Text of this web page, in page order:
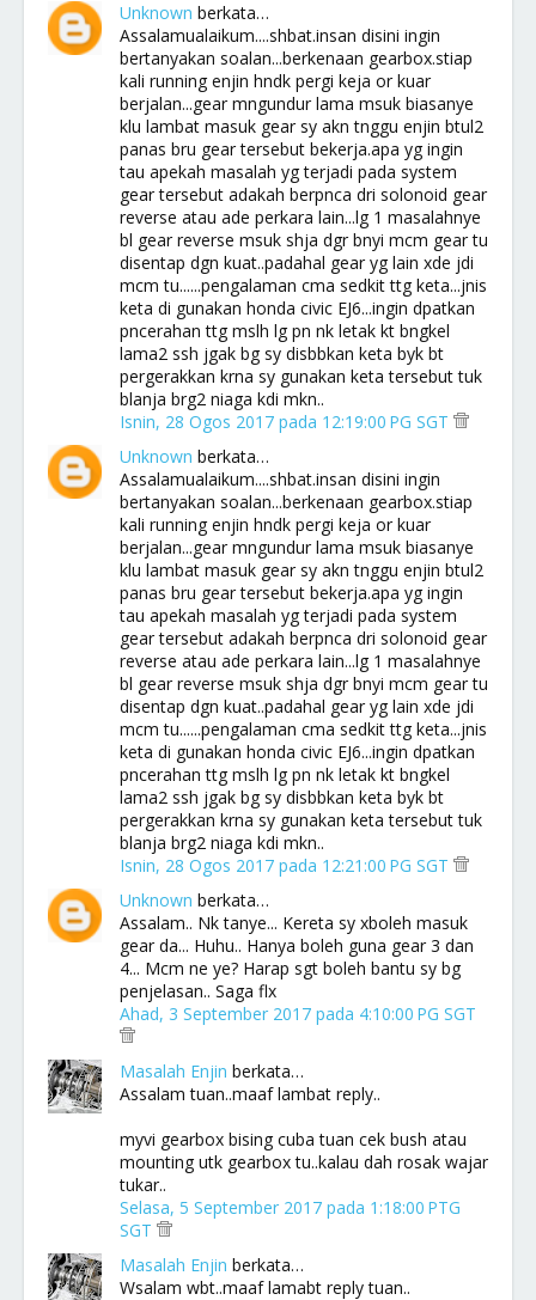
Unknown berkata…
Assalamualaikum....shbat.insan disini ingin
bertanyakan soalan...berkenaan gearbox.stiap
kali running enjin hndk pergi keja or kuar
berjalan...gear mngundur lama msuk biasanye
klu lambat masuk gear sy akn tnggu enjin btul2
panas bru gear tersebut bekerja.apa yg ingin
tau apekah masalah yg terjadi pada system
gear tersebut adakah berpnca dri solonoid gear
reverse atau ade perkara lain...lg 1 masalahnye
bl gear reverse msuk shja dgr bnyi mcm gear tu
disentap dgn kuat..padahal gear yg lain xde jdi
mcm tu......pengalaman cma sedkit ttg keta...jnis
keta di gunakan honda civic EJ6...ingin dpatkan
pncerahan ttg mslh lg pn nk letak kt bngkel
lama2 ssh jgak bg sy disbbkan keta byk bt
pergerakkan krna sy gunakan keta tersebut tuk
blanja brg2 niaga kdi mkn..
Isnin, 28 Ogos 2017 pada 12:19:00 PG SGT
Unknown berkata…
Assalamualaikum....shbat.insan disini ingin
bertanyakan soalan...berkenaan gearbox.stiap
kali running enjin hndk pergi keja or kuar
berjalan...gear mngundur lama msuk biasanye
klu lambat masuk gear sy akn tnggu enjin btul2
panas bru gear tersebut bekerja.apa yg ingin
tau apekah masalah yg terjadi pada system
gear tersebut adakah berpnca dri solonoid gear
reverse atau ade perkara lain...lg 1 masalahnye
bl gear reverse msuk shja dgr bnyi mcm gear tu
disentap dgn kuat..padahal gear yg lain xde jdi
mcm tu......pengalaman cma sedkit ttg keta...jnis
keta di gunakan honda civic EJ6...ingin dpatkan
pncerahan ttg mslh lg pn nk letak kt bngkel
lama2 ssh jgak bg sy disbbkan keta byk bt
pergerakkan krna sy gunakan keta tersebut tuk
blanja brg2 niaga kdi mkn..
Isnin, 28 Ogos 2017 pada 12:21:00 PG SGT
Unknown berkata…
Assalam.. Nk tanye... Kereta sy xboleh masuk
gear da... Huhu.. Hanya boleh guna gear 3 dan
4... Mcm ne ye? Harap sgt boleh bantu sy bg
penjelasan.. Saga flx
Ahad, 3 September 2017 pada 4:10:00 PG SGT
Masalah Enjin berkata…
Assalam tuan..maaf lambat reply..
myvi gearbox bising cuba tuan cek bush atau
mounting utk gearbox tu..kalau dah rosak wajar
tukar..
Selasa, 5 September 2017 pada 1:18:00 PTG
SGT
Masalah Enjin berkata…
Wsalam wbt..maaf lamabt reply tuan..